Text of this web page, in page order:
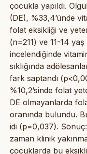
çocukla yapıldı.
(DE), %33,4’ünde
folat eksikliği ve
(n=211) ve 11-14
incelendiğinde
sıklığında
fark saptandı
%10,2’sinde folat
DE olmayanlarda
oranında bulundu.
idi (p=0,037).
zaman klinik
çocuklarda bu